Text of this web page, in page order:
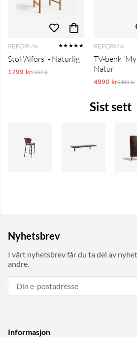
REFORMA ★★★★★
Stol 'Alfors' - Naturlig
1799 krOrdinarie pris:
2690 kr
REFORMA
TV-benk
Natur
4990 kr6490 kr
Sist sett
Nyhetsbrev
I vårt nyhetsbrev får du ta del av
andre.
Informasjon